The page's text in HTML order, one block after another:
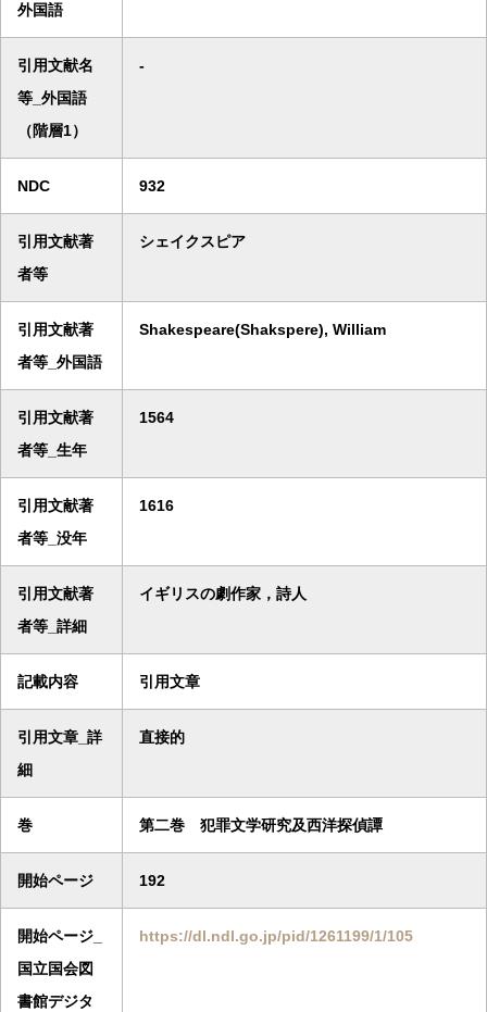
外国語
引用文献名
等_外国語
（階層1）
-
NDC 932
引用文献著
者等
シェイクスピア
引用文献著
者等_外国語
Shakespeare(Shakspere), William
引用文献著
者等_生年
1564
引用文献著
者等_没年
1616
引用文献著
者等_詳細
イギリスの劇作家，詩人
記載内容 引用文章
引用文章_詳
細
直接的
巻 第二巻 犯罪文学研究及西洋探偵譚
開始ページ 192
開始ページ_
国立国会図
書館デジタ
https://dl.ndl.go.jp/pid/1261199/1/105